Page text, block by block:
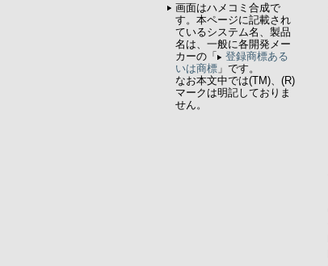
画面はハメコミ合成で
す。本ページに記載され
ているシステム名、製品
名は、一般に各開発メー
カーの「
登録商標ある
いは商標 」です。
なお本文中では(TM)、(R)
マークは明記しておりま
せん。